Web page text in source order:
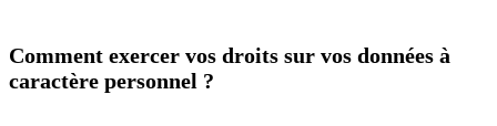
Comment exercer vos droits sur vos données à
caractère personnel ?